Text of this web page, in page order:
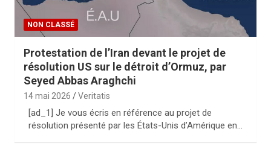
NON CLASSÉ
Protestation de l’Iran devant le projet de
résolution US sur le détroit d’Ormuz, par
Seyed Abbas Araghchi
14 mai 2026 Veritatis
[ad_1] Je vous écris en référence au projet de
résolution présenté par les États-Unis d’Amérique en…